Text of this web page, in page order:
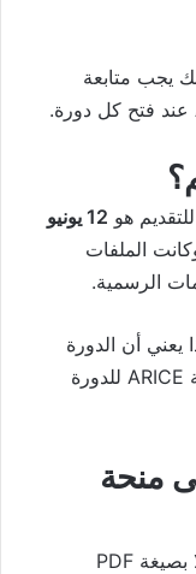
يجب متابعة
12 يونيو
الملفات
يعني أن الدورة
الحالية مغلقة غالبًا، ويجب متابعة صفحة ARICE للدورة
منحة
يتم التقديم عادة عبر تجهيز الملف كاملًا بصيغة PDF